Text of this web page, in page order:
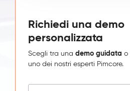
Richiedi una demo
personalizzata
Scegli tra una demo guidata o
uno dei nostri esperti Pimcore.